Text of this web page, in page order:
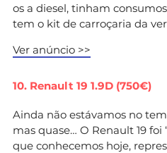
os a diesel, tinham
tem o kit de carroçaria da
Ver anúncio >>
10. Renault 19 1.9D (750€)
Ainda não estávamos no
mas quase… O Renault 19
que conhecemos hoje,